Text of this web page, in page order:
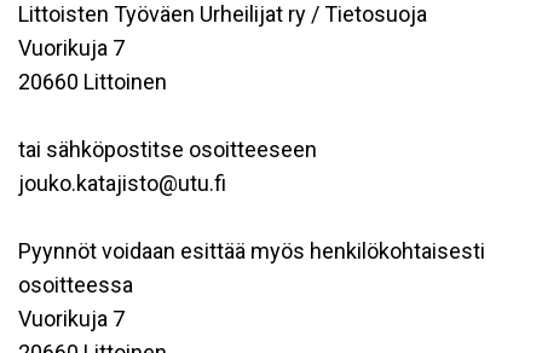
Littoisten Työväen Urheilijat ry / Tietosuoja
Vuorikuja 7
20660 Littoinen
tai sähköpostitse osoitteeseen
jouko.katajisto@utu.fi
Pyynnöt voidaan esittää myös henkilökohtaisesti
osoitteessa
Vuorikuja 7